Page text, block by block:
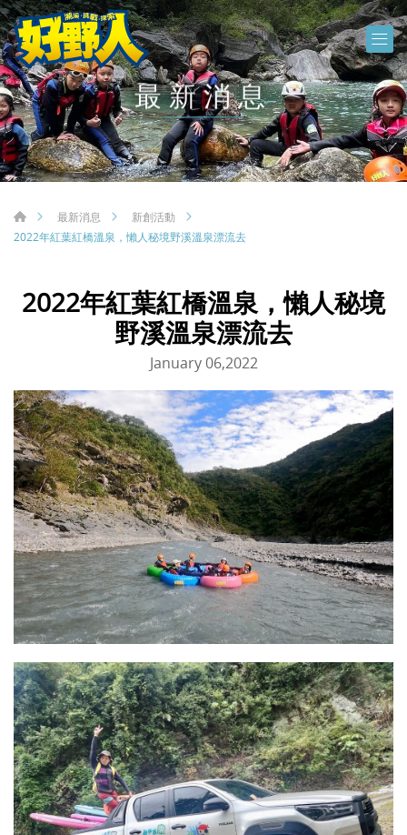
最新消息
最新消息
新創活動
2022年紅葉紅橋溫泉，懶人秘境野溪溫泉漂流去
2022年紅葉紅橋溫泉，懶人秘境
野溪溫泉漂流去
January 06,2022